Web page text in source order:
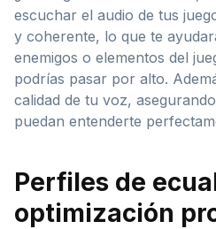
escuchar el audio de tus
y coherente, lo que te
enemigos o elementos del
podrías pasar por alto.
calidad de tu voz,
puedan entenderte
Perfiles de
optimización